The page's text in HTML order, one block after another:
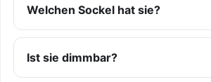
Welchen Sockel hat sie?
Ist sie dimmbar?